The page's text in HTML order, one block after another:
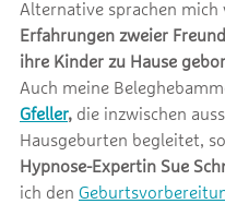
Alternative sprachen mich
Erfahrungen zweier
ihre Kinder zu Hause
Auch meine
Gfeller, die inzwischen
Hausgeburten begleitet,
Hypnose-Expertin Sue
ich den